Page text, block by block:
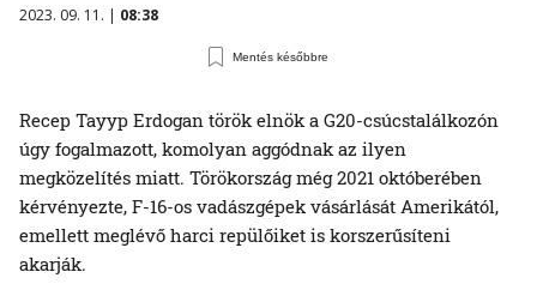
2023. 09. 11. | 08:38
Mentés későbbre
Recep Tayyp Erdogan török elnök a G20-csúcstalálkozón
úgy fogalmazott, komolyan aggódnak az ilyen
megközelítés miatt. Törökország még 2021 októberében
kérvényezte, F-16-os vadászgépek vásárlását Amerikától,
emellett meglévő harci repülőiket is korszerűsíteni
akarják.